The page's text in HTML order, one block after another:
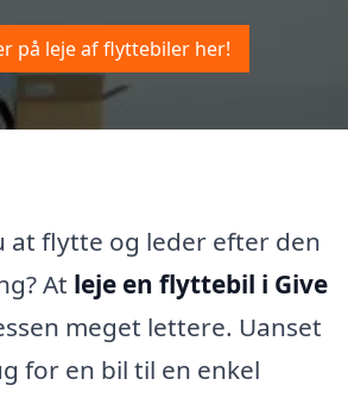
på leje af flyttebiler her!
at flytte og leder efter den
At leje en flyttebil i Give
meget lettere. Uanset
for en bil til en enkel